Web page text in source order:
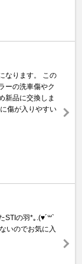
なります。 この
ーの洗車傷やク
新品に交換しま
傷が入りやすい
の羽*｡.(♥´꒳`
いのでお気に入